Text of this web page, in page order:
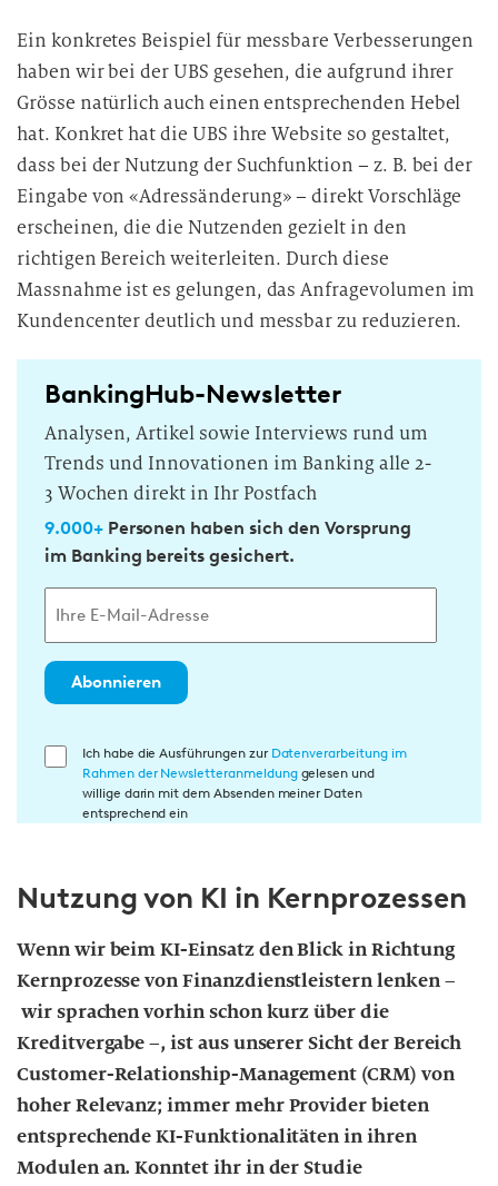
Ein konkretes Beispiel für messbare Verbesserungen
haben wir bei der UBS gesehen, die aufgrund ihrer
Grösse natürlich auch einen entsprechenden Hebel
hat. Konkret hat die UBS ihre Website so gestaltet,
dass bei der Nutzung der Suchfunktion – z. B. bei der
Eingabe von «Adressänderung» – direkt Vorschläge
erscheinen, die die Nutzenden gezielt in den
richtigen Bereich weiterleiten. Durch diese
Massnahme ist es gelungen, das Anfragevolumen im
Kundencenter deutlich und messbar zu reduzieren.
BankingHub-Newsletter
Analysen, Artikel sowie Interviews rund um
Trends und Innovationen im Banking alle 2-
3 Wochen direkt in Ihr Postfach
9.000+Personen haben sich den Vorsprung
im Banking bereits gesichert.
Abonnieren
E
l
i
g
u
i
n
d
i
Ich habe die Ausführungen zur Datenverarbeitung im
Rahmen der Newsletteranmeldunggelesen und
willige darin mit dem Absenden meiner Daten
entsprechend ein
Nutzung von KI in Kernprozessen
Wenn wir beim KI-Einsatz den Blick in Richtung
Kernprozesse von Finanzdienstleistern lenken –
wir sprachen vorhin schon kurz über die
Kreditvergabe –, ist aus unserer Sicht der Bereich
Customer-Relationship-Management (CRM) von
hoher Relevanz; immer mehr Provider bieten
entsprechende KI-Funktionalitäten in ihren
Modulen an. Konntet ihr in der Studie